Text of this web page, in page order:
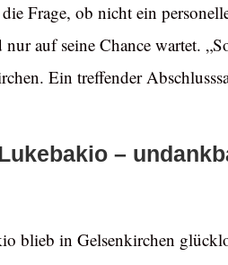
Frage, ob nicht ein
nur auf seine Chance wartet.
Ein treffender
–
blieb in Gelsenkirchen